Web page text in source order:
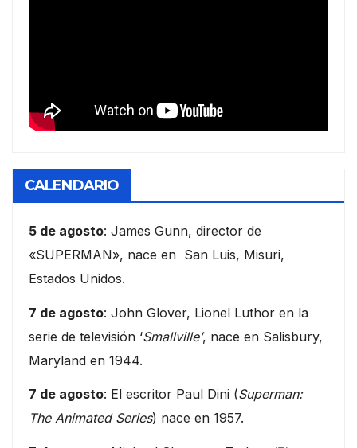
CALENDARIO
5 de agosto: James Gunn, director de
«SUPERMAN», nace en San Luis, Misuri,
Estados Unidos.
7 de agosto: John Glover, Lionel Luthor en la
serie de televisión ‘Smallville’, nace en Salisbury,
Maryland en 1944.
7 de agosto: El escritor Paul Dini (Superman:
The Animated Series) nace en 1957.